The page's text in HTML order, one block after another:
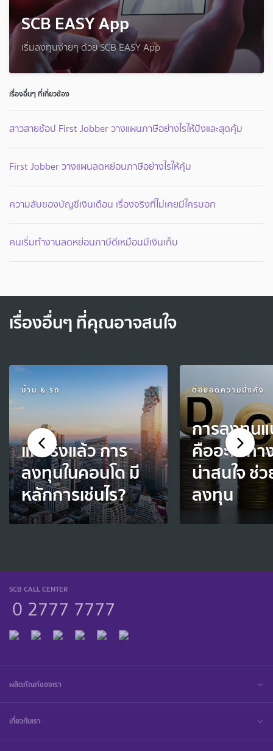
SCB EASY App
เริ่มลงทุนง่ายๆ ด้วย SCB EASY App
เรื่องอื่นๆ ที่เกี่ยวข้อง
สาวสายช้อป First Jobber วางแผนภาษีอย่างไรให้ปังและสุดคุ้ม
First Jobber วางแผนลดหย่อนภาษีอย่างไรให้คุ้ม
ความลับของบัญชีเงินเดือน เรื่องจริงที่ไม่เคยมีใครบอก
คนเริ่มทำงานลดหย่อนภาษีดีเหมือนมีเงินเก็บ
เรื่องอื่นๆ ที่คุณอาจสนใจ
บ้าน & รถ
แท้จริงแล้ว การ
ลงทุนในคอนโด มี
หลักการเช่นไร?
ต่อยอดความมั่งคั่ง
การลงทุน
คืออะไร ท
น่าสนใจ ช่
ลงทุน
SCB CALL CENTER
0 2777 7777
ผลิตภัณฑ์ของเรา
เกี่ยวกับเรา